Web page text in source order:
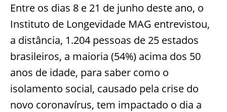
Entre os dias 8 e 21 de junho deste ano, o
Instituto de Longevidade MAG entrevistou,
a distância, 1.204 pessoas de 25 estados
brasileiros, a maioria (54%) acima dos 50
anos de idade, para saber como o
isolamento social, causado pela crise do
novo coronavírus, tem impactado o dia a